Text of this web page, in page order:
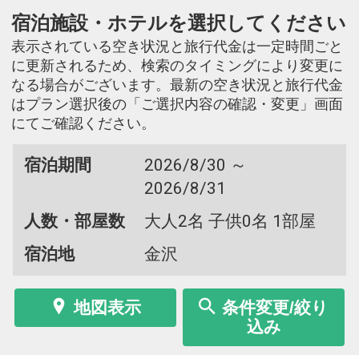
宿泊施設・ホテルを選択してください
表示されている空き状況と旅行代金は一定時間ごと
に更新されるため、検索のタイミングにより変更に
なる場合がございます。最新の空き状況と旅行代金
はプラン選択後の「ご選択内容の確認・変更」画面
にてご確認ください。
宿泊期間
2026/8/30 ～
2026/8/31
人数・部屋数
大人2名 子供0名 1部屋
宿泊地
金沢
地図表示
条件変更/絞り
込み